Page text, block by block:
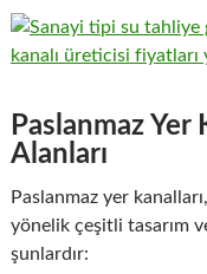
Paslanmaz
Alanları
Paslanmaz yer
yönelik çeşitli tasarım
şunlardır: